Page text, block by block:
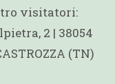
visitatori:
2 | 38054
(TN)